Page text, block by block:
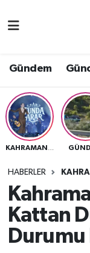
Gündem
HABERLER
Kattan
Eğitim
Ekonomi
Güncel
Gündem
Magazin
Nöbetçi
Namaz
Trafik
Süper Lig
Tüm
Son Dakika